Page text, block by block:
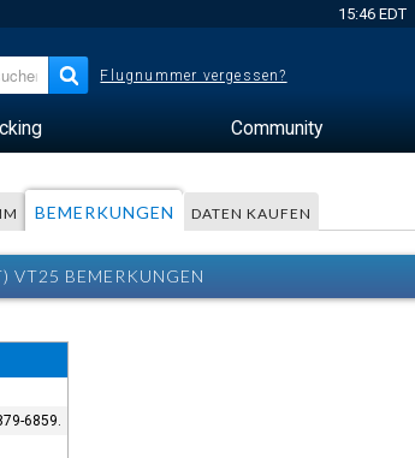
15:46 EDT
Flugnummer vergessen?
Community
BEMERKUNGEN DATEN KAUFEN
VT25 BEMERKUNGEN
6859.